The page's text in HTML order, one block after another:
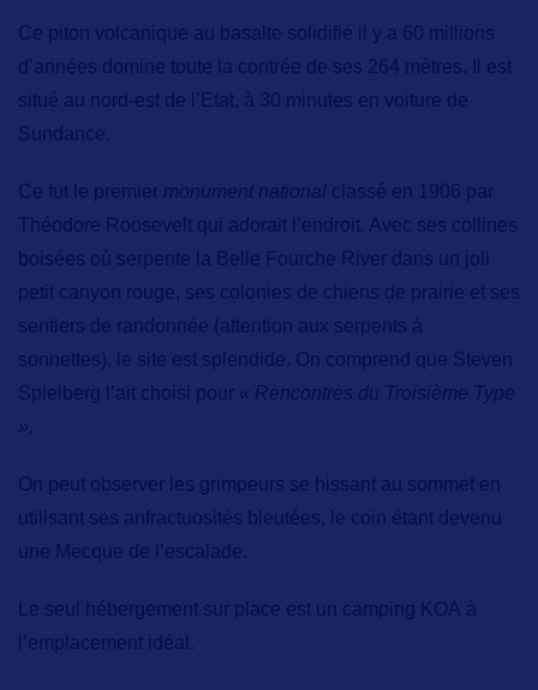
Ce piton volcanique au basalte solidifié
il y a 60 millions
d’années domine toute la contrée de ses 264 mètres. Il est
situé au nord-est de l’Etat, à 30 minutes en voiture de
Sundance.
Ce fut le premier monument national classé en 1906 par
Théodore Roosevelt qui adorait l’endroit. Avec ses collines
boisées où serpente la Belle Fourche River dans un joli
petit canyon rouge, ses colonies de chiens de prairie et ses
sentiers de randonnée (attention aux serpents à
sonnettes), le site est splendide. On comprend que Steven
Spielberg l’ait choisi pour « Rencontres du Troisième Type
».
On peut observer les grimpeurs se hissant au sommet en
utilisant ses anfractuosités bleutées, le coin étant devenu
une Mecque de l’escalade.
Le seul hébergement sur place est un camping KOA à
l’emplacement idéal.